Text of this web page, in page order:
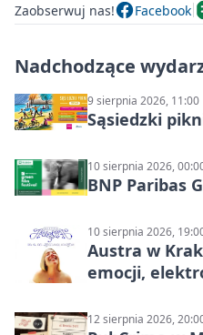
Zaobserwuj nas! Facebook
Nadchodzące
9 sierpnia 2026, 11:00
Sąsiedzki
10 sierpnia 2026,
BNP Paribas
10 sierpnia 2026,
Austra w
emocji,
12 sierpnia 2026,